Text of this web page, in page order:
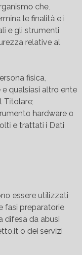
che,
le finalità e i
e gli strumenti
relative al
fisica,
qualsiasi altro ente
Titolare;
hardware o
e trattati i Dati
essere utilizzati
fasi preparatorie
difesa da abusi
o dei servizi